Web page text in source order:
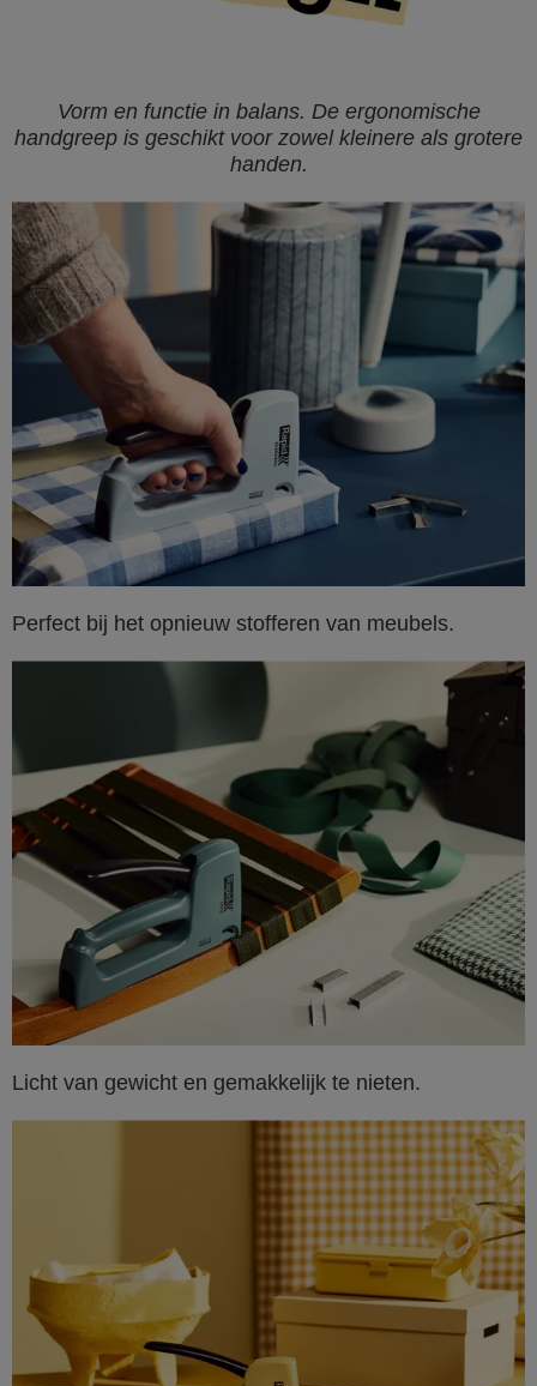
Vorm en functie in balans. De ergonomische
handgreep is geschikt voor zowel kleinere als grotere
handen.
Perfect bij het opnieuw stofferen van meubels.
Licht van gewicht en gemakkelijk te nieten.